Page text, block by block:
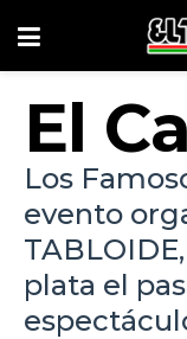
El
Los
evento
plata el